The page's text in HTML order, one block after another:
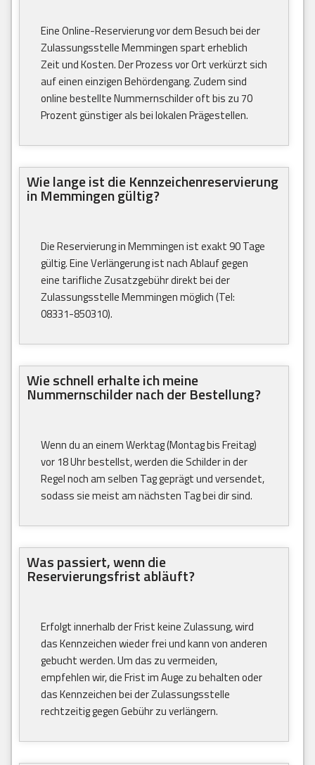
Eine Online-Reservierung vor dem Besuch bei der
Zulassungsstelle Memmingen spart erheblich
Zeit und Kosten. Der Prozess vor Ort verkürzt sich
auf einen einzigen Behördengang. Zudem sind
online bestellte Nummernschilder oft bis zu 70
Prozent günstiger als bei lokalen Prägestellen.
Wie lange ist die Kennzeichenreservierung
in Memmingen gültig?
Die Reservierung in Memmingen ist exakt 90 Tage
gültig. Eine Verlängerung ist nach Ablauf gegen
eine tarifliche Zusatzgebühr direkt bei der
Zulassungsstelle Memmingen möglich (Tel:
08331-850310).
Wie schnell erhalte ich meine
Nummernschilder nach der Bestellung?
Wenn du an einem Werktag (Montag bis Freitag)
vor 18 Uhr bestellst, werden die Schilder in der
Regel noch am selben Tag geprägt und versendet,
sodass sie meist am nächsten Tag bei dir sind.
Was passiert, wenn die
Reservierungsfrist abläuft?
Erfolgt innerhalb der Frist keine Zulassung, wird
das Kennzeichen wieder frei und kann von anderen
gebucht werden. Um das zu vermeiden,
empfehlen wir, die Frist im Auge zu behalten oder
das Kennzeichen bei der Zulassungsstelle
rechtzeitig gegen Gebühr zu verlängern.